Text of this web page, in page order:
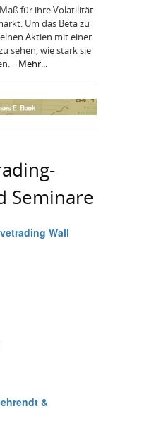
für ihre Volatilität
Um das Beta zu
Aktien mit einer
sehen, wie stark sie
Mehr...
Seminare